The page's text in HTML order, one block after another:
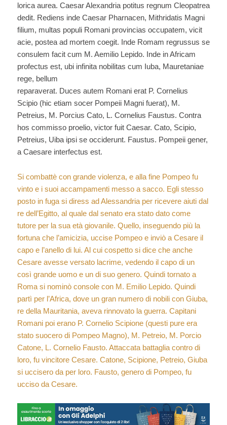
lorica aurea. Caesar Alexandria potitus regnum Cleopatrea
dedit. Rediens inde Caesar Pharnacen, Mithridatis Magni
filium, multas populi Romani provincias occupatem, vicit
acie, postea ad mortem coegit. Inde Romam regrussus se
consulem facit cum M. Aemilio Lepido. Inde in Africam
profectus est, ubi infinita nobilitas cum Iuba, Mauretaniae
rege, bellum
reparaverat. Duces autem Romani erat P. Cornelius
Scipio (hic etiam socer Pompeii Magni fuerat), M.
Petreius, M. Porcius Cato, L. Cornelius Faustus. Contra
hos commisso proelio, victor fuit Caesar. Cato, Scipio,
Petreius, Uiba ipsi se occiderunt. Faustus. Pompeii gener,
a Caesare interfectus est.
Si combattè con grande violenza, e alla fine Pompeo fu
vinto e i suoi accampamenti messo a sacco. Egli stesso
posto in fuga si diress ad Alessandria per ricevere aiuti dal
re dell’Egitto, al quale dal senato era stato dato come
tutore per la sua età giovanile. Quello, inseguendo più la
fortuna che l’amicizia, uccise Pompeo e inviò a Cesare il
capo e l’anello di lui. Al cui cospetto si dice che anche
Cesare avesse versato lacrime, vedendo il capo di un
così grande uomo e un di suo genero. Quindi tornato a
Roma si nominò console con M. Emilio Lepido. Quindi
partì per l’Africa, dove un gran numero di nobili con Giuba,
re della Mauritania, aveva rinnovato la guerra. Capitani
Romani poi erano P. Cornelio Scipione (questi pure era
stato suocero di Pompeo Magno), M. Petreio, M. Porcio
Catone, L. Cornelio Fausto. Attaccata battaglia contro di
loro, fu vincitore Cesare. Catone, Scipione, Petreio, Giuba
si uccisero da per loro. Fausto, genero di Pompeo, fu
ucciso da Cesare.